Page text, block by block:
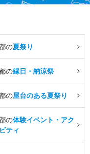
の夏祭り
の縁日・納涼祭
の屋台のある夏祭り
の体験イベント・アク
ティ